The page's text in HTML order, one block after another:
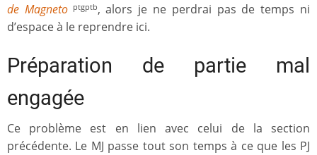
de Magnetoptgptb, alors je ne perdrai pas de temps ni
d’espace à le reprendre ici.
Préparation de partie mal
engagée
Ce problème est en lien avec celui de la section
précédente. Le MJ passe tout son temps à ce que les PJ